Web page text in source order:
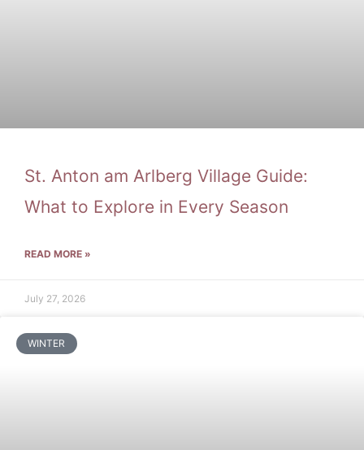
St. Anton am Arlberg Village Guide:
What to Explore in Every Season
READ MORE »
July 27, 2026
WINTER